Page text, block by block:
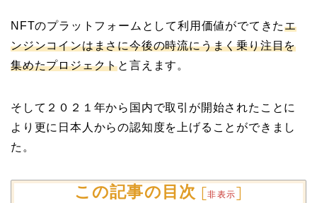
NFTのプラットフォームとして利用価値がでてきたエ
ンジンコインはまさに今後の時流にうまく乗り注目を
集めたプロジェクトと言えます。
そして２０２１年から国内で取引が開始されたことに
より更に日本人からの認知度を上げることができまし
た。
この記事の目次 [非表示]